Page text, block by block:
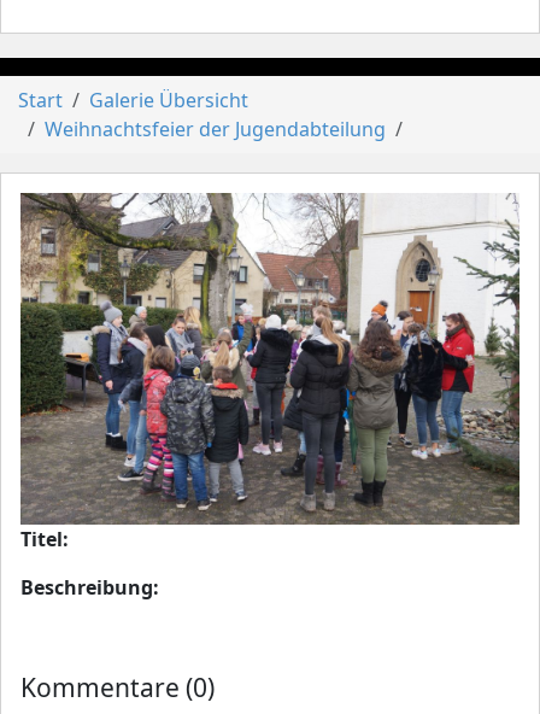
Start
Galerie Übersicht
Weihnachtsfeier der Jugendabteilung
Titel:
Beschreibung:
Kommentare (0)